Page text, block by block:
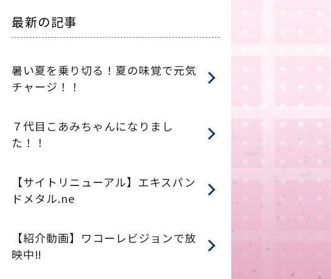
最新の記事
暑い夏を乗り切る！夏の味覚で元気
チャージ！！
７代目こあみちゃんになりまし
た！！
【サイトリニューアル】エキスパン
ドメタル.ne
【紹介動画】ワコーレビジョンで放
映中‼